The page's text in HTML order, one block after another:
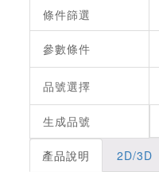
條件篩選
參數條件
品號選擇
生成品號
產品說明 2D/3D